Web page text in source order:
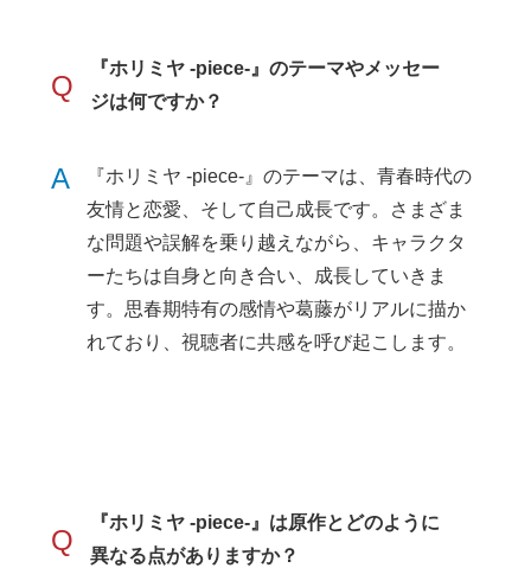
Q
『ホリミヤ -piece-』のテーマやメッセー
ジは何ですか？
A
『ホリミヤ -piece-』のテーマは、青春時代の
友情と恋愛、そして自己成長です。さまざま
な問題や誤解を乗り越えながら、キャラクタ
ーたちは自身と向き合い、成長していきま
す。思春期特有の感情や葛藤がリアルに描か
れており、視聴者に共感を呼び起こします。
Q
『ホリミヤ -piece-』は原作とどのように
異なる点がありますか？